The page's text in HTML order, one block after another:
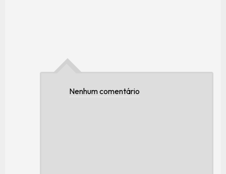
Nenhum comentário